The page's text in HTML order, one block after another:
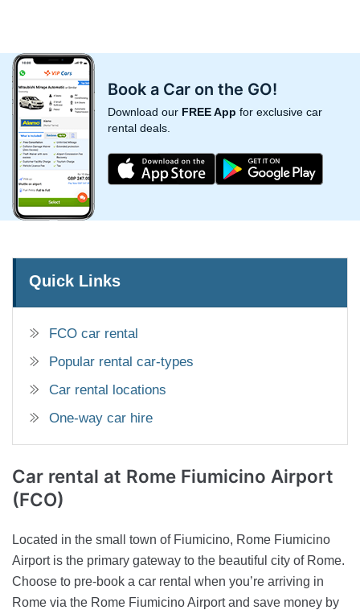
Book a Car on the GO!
Download our FREE App for exclusive car
rental deals.
Quick Links
FCO car rental
Popular rental car-types
Car rental locations
One-way car hire
Car rental at Rome Fiumicino Airport
(FCO)
Located in the small town of Fiumicino, Rome Fiumicino
Airport is the primary gateway to the beautiful city of Rome.
Choose to pre-book a car rental when you’re arriving in
Rome via the Rome Fiumicino Airport and save money by